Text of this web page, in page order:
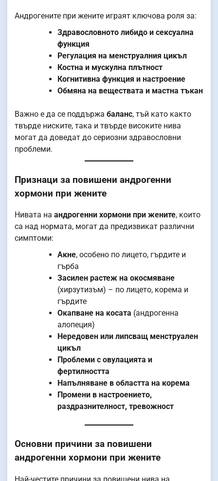
Андрогените при жените играят ключова роля за:
Здравословното либидо и сексуална
функция
Регулация на менструалния цикъл
Костна и мускулна плътност
Когнитивна функция и настроение
Обмяна на веществата и мастна тъкан
Важно е да се поддържа баланс, тъй като както
твърде ниските, така и твърде високите нива
могат да доведат до сериозни здравословни
проблеми.
Признаци за повишени андрогенни
хормони при жените
Нивата на андрогенни хормони при жените, които
са над нормата, могат да предизвикат различни
симптоми:
Акне, особено по лицето, гърдите и
гърба
Засилен растеж на окосмяване
(хирзутизъм) – по лицето, корема и
гърдите
Окапване на косата (андрогенна
алопеция)
Нередовен или липсващ менструален
цикъл
Проблеми с овулацията и
фертилността
Напълняване в областта на корема
Промени в настроението,
раздразнителност, тревожност
Основни причини за повишени
андрогенни хормони при жените